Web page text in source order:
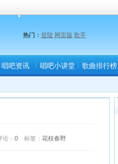
热门： 登陆 网页版 歌手
唱吧资讯 唱吧小讲堂 歌曲排行榜
： 0 标签： 花枝春野